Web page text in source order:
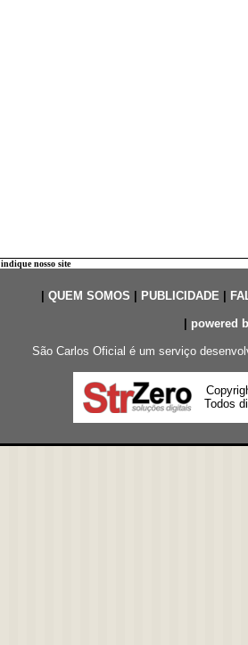
indique nosso site
QUEM SOMOS PUBLICIDADE|
powered
São Carlos Oficial é um serviço
Todos